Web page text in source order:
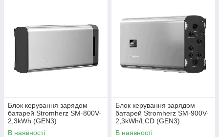
Блок керування зарядом
батарей Stromherz SM-800V-
2,3kWh (GEN3)
В наявності
Блок керування зарядом
батарей Stromherz SM-900V-
2,3kWh/LCD (GEN3)
В наявності